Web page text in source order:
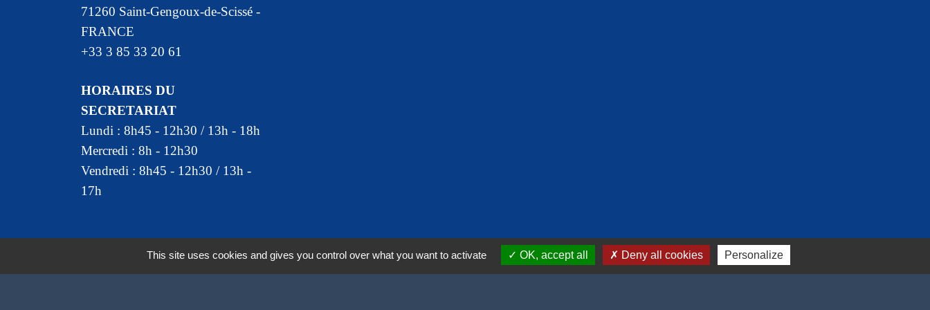
71260 Saint-Gengoux-de-Scissé -
FRANCE
+33 3 85 33 20 61
HORAIRES DU
SECRETARIAT
Lundi : 8h45 - 12h30 / 13h - 18h
Mercredi : 8h - 12h30
Vendredi : 8h45 - 12h30 / 13h -
17h
Mentions légales - Politique de confidentialité - Accessibilité - Plan du site Gestion des cookies
This site uses cookies and gives you control over what you want to activate OK, accept all Deny all cookies Personalize